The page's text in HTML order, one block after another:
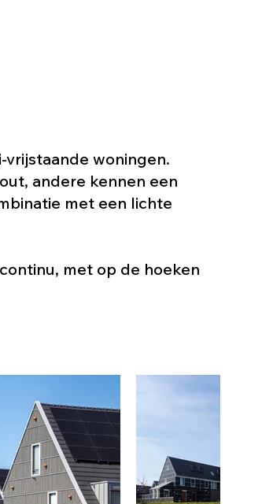
woningen.
andere kennen een
met een lichte
met op de hoeken